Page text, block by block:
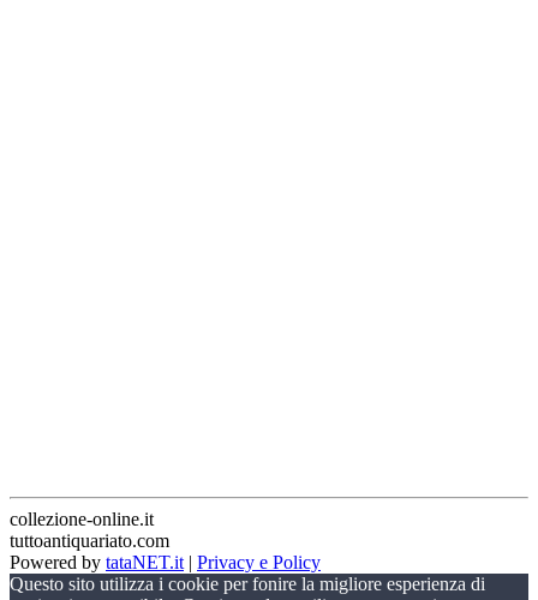
collezione-online.it
tuttoantiquariato.com
Powered by tataNET.it | Privacy e Policy
Questo sito utilizza i cookie per fonire la migliore esperienza di